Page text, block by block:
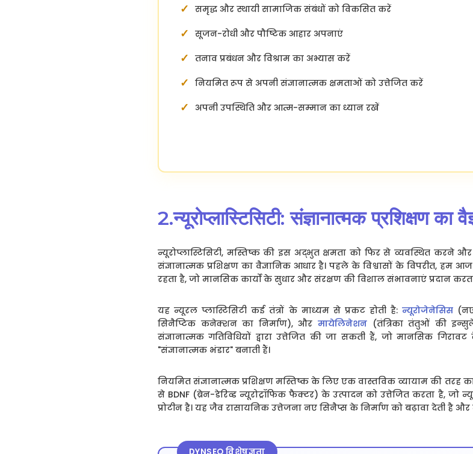
समृद्ध और स्थायी सामाजिक संबंधों को विकसित करें
सूजन-रोधी और पौष्टिक आहार अपनाएं
तनाव प्रबंधन और विश्राम का अभ्यास करें
नियमित रूप से अपनी संज्ञानात्मक क्षमताओं को उत्तेजित करें
अपनी उपस्थिति और आत्म-सम्मान का ध्यान रखें
2.न्यूरोप्लास्टिसिटी: संज्ञानात्मक प्रशिक्षण का
न्यूरोप्लास्टिसिटी, मस्तिष्क की इस अद्भुत क्षमता को फिर से व्यवस्थित
संज्ञानात्मक प्रशिक्षण का वैज्ञानिक आधार है। पहले के विश्वासों के विपरीत, हम
रहता है, जो मानसिक कार्यों के सुधार और संरक्षण की विशाल संभावनाएं प्रदान
यह न्यूरल प्लास्टिसिटी कई तंत्रों के माध्यम से प्रकट होती है:न्यूरोजेनेसिस
सिनैप्टिक कनेक्शन का निर्माण), और मायेलिनेशन(तंत्रिका तंतुओं की
संज्ञानात्मक गतिविधियों द्वारा उत्तेजित की जा सकती हैं, जो मानसिक
"संज्ञानात्मक भंडार" बनाती हैं।
नियमित संज्ञानात्मक प्रशिक्षण मस्तिष्क के लिए एक वास्तविक व्यायाम की तरह
से BDNF (ब्रेन-डेरिव्ड न्यूरोट्रॉफिक फैक्टर) के उत्पादन को उत्तेजित करता है,
प्रोटीन है। यह जैव रासायनिक उत्तेजना नए सिनैप्स के निर्माण को बढ़ावा देती है